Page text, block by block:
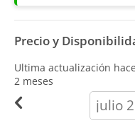
Precio y
Ultima actualización hace
2 meses
month